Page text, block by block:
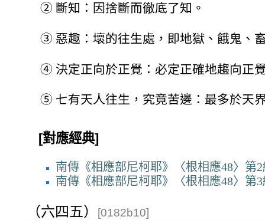
② 斷知：因捨斷而徹底了知。
③ 惡趣：壞的往生處，即地獄、餓鬼、
④ 決定正向於正覺：必定正確地趨向正
⑤ 七有天人往生，究竟苦邊：最多於天
[對應經典]
南傳《相應部尼柯耶》〈根相應48〉第
南傳《相應部尼柯耶》〈根相應48〉第
（六四五） [0182b10]